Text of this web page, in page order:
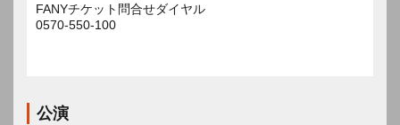
FANYチケット問合せダイヤル
0570-550-100
公演